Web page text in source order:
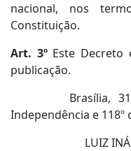
nacional, nos
Constituição.
Art. 3ºEste Decreto
publicação.
Brasília, 31 de
Independência e 118º
LUIZ